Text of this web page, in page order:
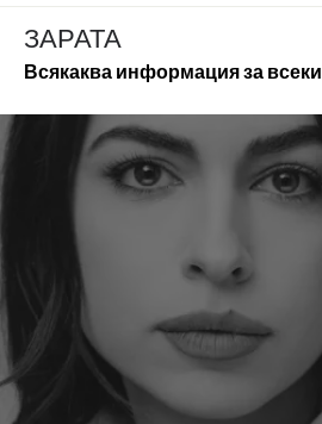
Skip
content
ЗАРАТА
Всякаква информация за всеки